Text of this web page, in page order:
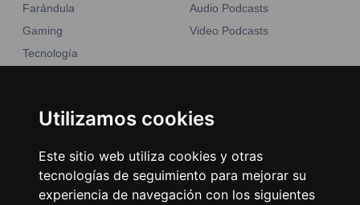
Utilizamos cookies
Este sitio web utiliza cookies y otras
tecnologías de seguimiento para mejorar su
experiencia de navegación con los siguientes
Farándula
Gaming
Tecnología
Noticias
Audio Podcasts
Video Podcasts
Emisoras Unidas
Encuéntranos